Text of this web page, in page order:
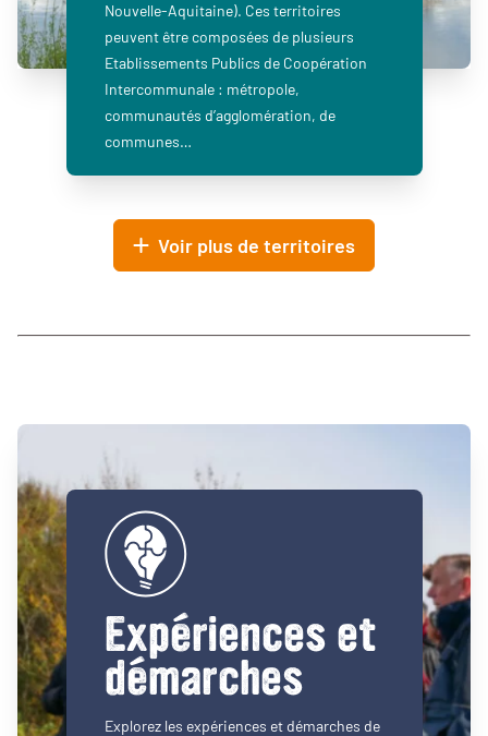
Nouvelle-Aquitaine). Ces territoires
peuvent être composées de plusieurs
Etablissements Publics de Coopération
Intercommunale : métropole,
communautés d’agglomération, de
communes…
Voir plus de territoires
Expériences et
démarches
Explorez les expériences et démarches de